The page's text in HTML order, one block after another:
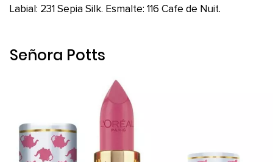
Labial: 231 Sepia Silk. Esmalte: 116 Cafe de Nuit.
Señora Potts